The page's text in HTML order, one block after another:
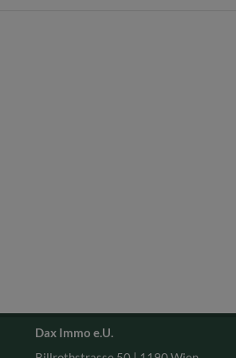
Dax Immo e.U.